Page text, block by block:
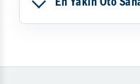
En Yakın Oto